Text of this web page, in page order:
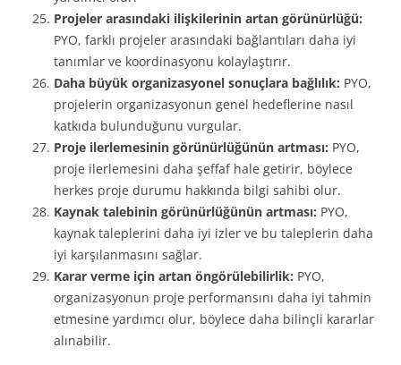
Projeler arasındaki ilişkilerinin artan görünürlüğü:
PYO, farklı projeler arasındaki bağlantıları daha iyi
tanımlar ve koordinasyonu kolaylaştırır.
Daha büyük organizasyonel sonuçlara bağlılık: PYO,
projelerin organizasyonun genel hedeflerine nasıl
katkıda bulunduğunu vurgular.
Proje ilerlemesinin görünürlüğünün artması: PYO,
proje ilerlemesini daha şeffaf hale getirir, böylece
herkes proje durumu hakkında bilgi sahibi olur.
Kaynak talebinin görünürlüğünün artması: PYO,
kaynak taleplerini daha iyi izler ve bu taleplerin daha
iyi karşılanmasını sağlar.
Karar verme için artan öngörülebilirlik: PYO,
organizasyonun proje performansını daha iyi tahmin
etmesine yardımcı olur, böylece daha bilinçli kararlar
alınabilir.